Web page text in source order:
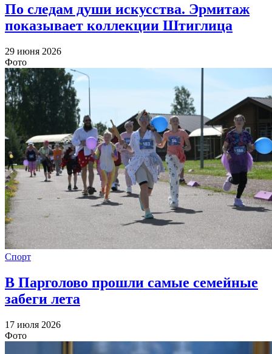
По следам души искусства. Эрмитаж
показывает коллекции Штиглица
29 июня 2026
Фото
Спорт
В Парголово прошли самые семейные
забеги лета
17 июля 2026
Фото